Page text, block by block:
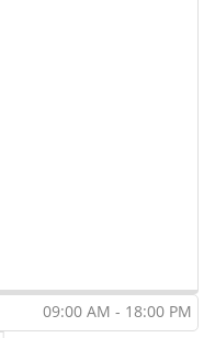
09:00 AM - 18:00 PM